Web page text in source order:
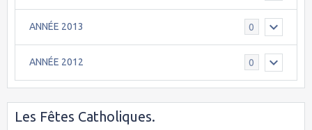
ANNÉE 2013 0
ANNÉE 2012 0
Les Fêtes Catholiques.